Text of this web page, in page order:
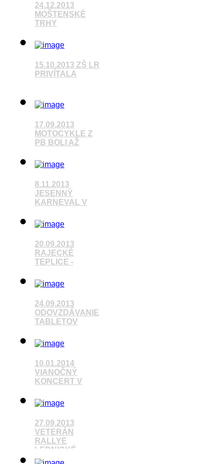
24.12.2013
MOŠTENSKÉ
TRHY
Pozrieť video
15.10.2013 ZŠ LR
PRIVÍTALA
17.09.2013
MOTOCYKLE Z
PB BOLI AŽ
Pozrieť video
8.11.2013
JESENNÝ
KARNEVAL V
Pozrieť video
20.09.2013
RAJECKÉ
TEPLICE -
Pozrieť video
24.09.2013
ODOVZDÁVANIE
TABLETOV
Pozrieť video
10.01.2014
VIANOČNÝ
KONCERT V
Pozrieť video
27.09.2013
VETERÁN
RALLYE
LEDNICKÉ